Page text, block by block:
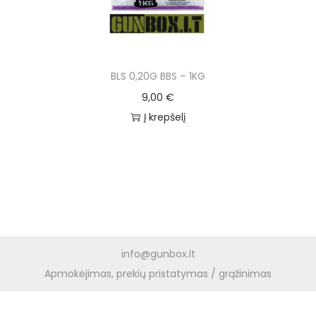
BLS 0,20G BBS – 1KG
9,00 €
Į krepšelį
info@gunbox.lt
Apmokėjimas, prekių pristatymas / grąžinimas